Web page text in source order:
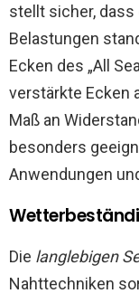
stellt sicher,
Belastungen
Ecken des „All
verstärkte Ecken
Maß an
besonders
Anwendungen
Die langlebigen
Nahttechniken